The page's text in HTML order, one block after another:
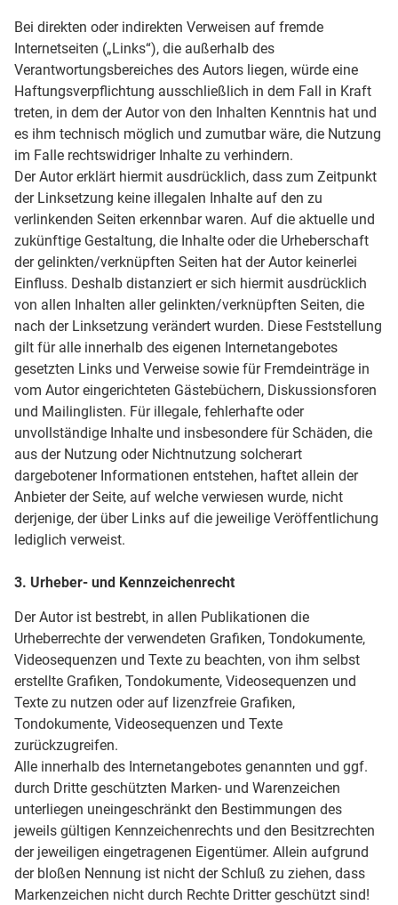
Bei direkten oder indirekten Verweisen auf fremde
Internetseiten („Links“), die außerhalb des
Verantwortungsbereiches des Autors liegen, würde eine
Haftungsverpflichtung ausschließlich in dem Fall in Kraft
treten, in dem der Autor von den Inhalten Kenntnis hat und
es ihm technisch möglich und zumutbar wäre, die Nutzung
im Falle rechtswidriger Inhalte zu verhindern.
Der Autor erklärt hiermit ausdrücklich, dass zum Zeitpunkt
der Linksetzung keine illegalen Inhalte auf den zu
verlinkenden Seiten erkennbar waren. Auf die aktuelle und
zukünftige Gestaltung, die Inhalte oder die Urheberschaft
der gelinkten/verknüpften Seiten hat der Autor keinerlei
Einfluss. Deshalb distanziert er sich hiermit ausdrücklich
von allen Inhalten aller gelinkten/verknüpften Seiten, die
nach der Linksetzung verändert wurden. Diese Feststellung
gilt für alle innerhalb des eigenen Internetangebotes
gesetzten Links und Verweise sowie für Fremdeinträge in
vom Autor eingerichteten Gästebüchern, Diskussionsforen
und Mailinglisten. Für illegale, fehlerhafte oder
unvollständige Inhalte und insbesondere für Schäden, die
aus der Nutzung oder Nichtnutzung solcherart
dargebotener Informationen entstehen, haftet allein der
Anbieter der Seite, auf welche verwiesen wurde, nicht
derjenige, der über Links auf die jeweilige Veröffentlichung
lediglich verweist.
3. Urheber- und Kennzeichenrecht
Der Autor ist bestrebt, in allen Publikationen die
Urheberrechte der verwendeten Grafiken, Tondokumente,
Videosequenzen und Texte zu beachten, von ihm selbst
erstellte Grafiken, Tondokumente, Videosequenzen und
Texte zu nutzen oder auf lizenzfreie Grafiken,
Tondokumente, Videosequenzen und Texte
zurückzugreifen.
Alle innerhalb des Internetangebotes genannten und ggf.
durch Dritte geschützten Marken- und Warenzeichen
unterliegen uneingeschränkt den Bestimmungen des
jeweils gültigen Kennzeichenrechts und den Besitzrechten
der jeweiligen eingetragenen Eigentümer. Allein aufgrund
der bloßen Nennung ist nicht der Schluß zu ziehen, dass
Markenzeichen nicht durch Rechte Dritter geschützt sind!